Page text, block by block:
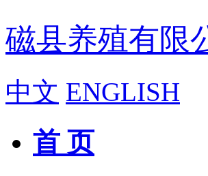
磁县养殖有限
中文 ENGLISH
首 页